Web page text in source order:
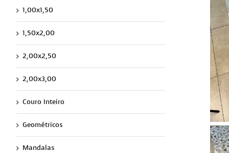
1,00x1,50
1,50x2,00
2,00x2,50
2,00x3,00
Couro Inteiro
Geométricos
Mandalas